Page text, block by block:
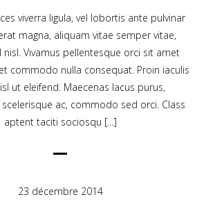
viverra ligula, vel lobortis ante pulvinar
magna, aliquam vitae semper vitae,
nisl. Vivamus pellentesque orci sit amet
commodo nulla consequat. Proin iaculis
ut eleifend. Maecenas lacus purus,
ac, commodo sed orci. Class
aptent taciti sociosqu […]
23 décembre 2014